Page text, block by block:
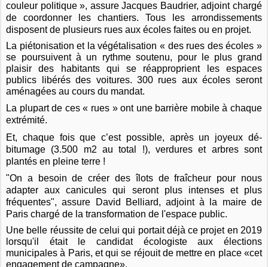
couleur politique », assure Jacques Baudrier, adjoint chargé
de coordonner les chantiers. Tous les arrondissements
disposent de plusieurs rues aux écoles faites ou en projet.
La piétonisation et la végétalisation « des rues des écoles »
se poursuivent à un rythme soutenu, pour le plus grand
plaisir des habitants qui se réapproprient les espaces
publics libérés des voitures. 300 rues aux écoles seront
aménagées au cours du mandat.
La plupart de ces « rues » ont une barrière mobile à chaque
extrémité.
Et, chaque fois que c’est possible, après un joyeux dé-
bitumage (3.500 m2 au total !), verdures et arbres sont
plantés en pleine terre !
"On a besoin de créer des îlots de fraîcheur pour nous
adapter aux canicules qui seront plus intenses et plus
fréquentes", assure David Belliard, adjoint à la maire de
Paris chargé de la transformation de l'espace public.
Une belle réussite de celui qui portait déjà ce projet en 2019
lorsqu'il était le candidat écologiste aux élections
municipales à Paris, et qui se réjouit de mettre en place «cet
engagement de campagne».